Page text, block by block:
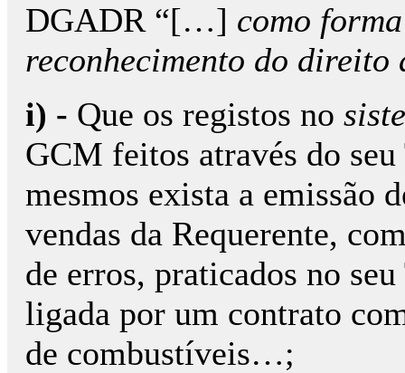
DGADR “[…] como
reconhecimento do direito
i) - Que os registos no
GCM feitos através do
mesmos exista a emissão
vendas da Requerente,
de erros, praticados no
ligada por um contrato
de combustíveis…;